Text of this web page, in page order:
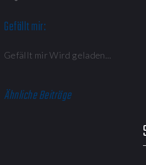
Gefällt mir:
Gefällt mirWird geladen...
Ähnliche Beiträge